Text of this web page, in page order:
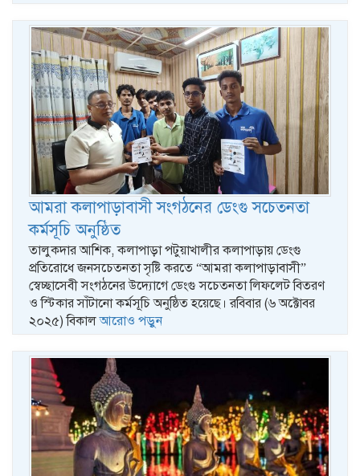
আমরা কলাপাড়াবাসী সংগঠনের ডেংগু সচেতনতা
কর্মসূচি অনুষ্ঠিত
তালুকদার আশিক, কলাপাড়া পটুয়াখালীর কলাপাড়ায় ডেংগু
প্রতিরোধে জনসচেতনতা সৃষ্টি করতে “আমরা কলাপাড়াবাসী”
স্বেচ্ছাসেবী সংগঠনের উদ্যোগে ডেংগু সচেতনতা লিফলেট বিতরণ
ও স্টিকার সাঁটানো কর্মসূচি অনুষ্ঠিত হয়েছে। রবিবার (৬ অক্টোবর
২০২৫) বিকালআরোও পড়ুন